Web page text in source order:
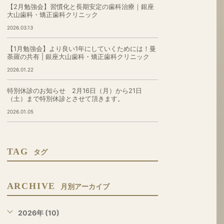
【2月勉強会】習慣化と長期安定の歯科治療｜銀座
大山歯科・矯正歯科クリニック
2026.03.13
【1月勉強会】より良い1年にしていくためには！曼
荼羅の共有 | 銀座大山歯科・矯正歯科クリニック
2026.01.22
特別休診のお知らせ 2月16日（月）から21日
（土）まで特別休診とさせて頂きます。
2026.01.05
TAG タグ
ARCHIVE 月別アーカイブ
2026年 (10)